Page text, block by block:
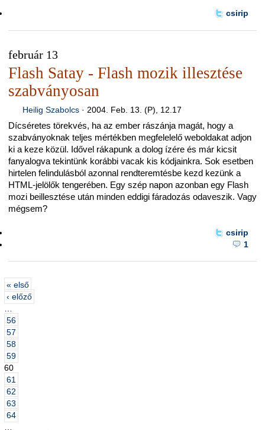
csirip
február 13
Flash Satay - Flash mozik illesztése
szabványosan
Heilig Szabolcs· 2004. Feb. 13. (P), 12.17
Dícséretes törekvés, ha az ember rászánja magát, hogy a
szabványoknak teljes mértékben megfelelelő weboldakat adjon
ki a keze közül. Idővel rákapunk a dolog ízére és már kicsit
fanyalogva tekintünk korábbi vacak kis kódjainkra. Sok esetben
hirtelen felindulásból azonnal rendteremtésbe kezd kezünk a
HTML-jelölők tengerében. Egy szép napon azonban egy Flash
mozi beillesztése után minden eddigi fáradozás odaveszik. Vagy
mégsem?
csirip
1
« első
‹ előző
56
57
58
59
60
61
62
63
64